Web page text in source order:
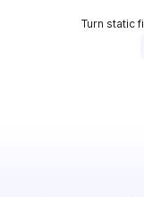
Turn static